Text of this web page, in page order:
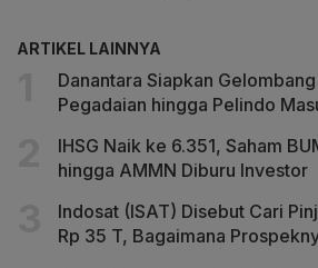
ARTIKEL LAINNYA
Danantara Siapkan
Pegadaian hingga Pelindo
IHSG Naik ke 6.351, Saham
hingga AMMN Diburu Investor
Indosat (ISAT) Disebut Cari
Rp 35 T, Bagaimana